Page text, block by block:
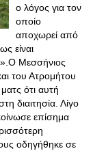
ο λόγος για τον
οποίο
αποχωρεί από
είναι
Μεσσήνιος
του Ατρομήτου
ότι αυτή
διαιτησία. Λίγο
επίσημα
οδηγήθηκε σε